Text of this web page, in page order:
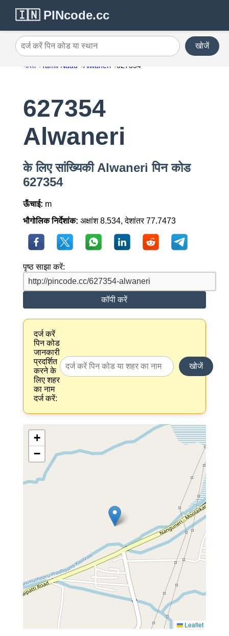
🇮🇳 PINcode.cc
दर्ज करें पिन कोड या स्थान खोजें
भारत Tamil Nadu Alwaneri 627354
627354
Alwaneri
के लिए सांख्यिकी Alwaneri पिन कोड
627354
ऊँचाई: m
भौगोलिक निर्देशांक: अक्षांश 8.534, देशांतर 77.7473
पृष्ठ साझा करें:
कॉपी करें
दर्ज करें
पिन कोड
जानकारी
प्रदर्शित
करने के
लिए शहर
का नाम
दर्ज करें:
खोजें
+
−
Leaflet